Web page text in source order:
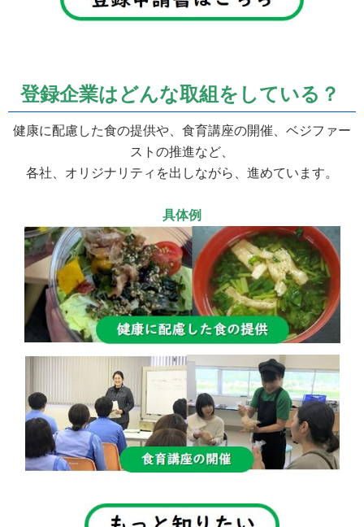
登録企業はどんな取組をしている？
健康に配慮した食の提供や、食育講座の開催、ベジファー
ストの推進など、
各社、オリジナリティを出しながら、進めています。
具体例